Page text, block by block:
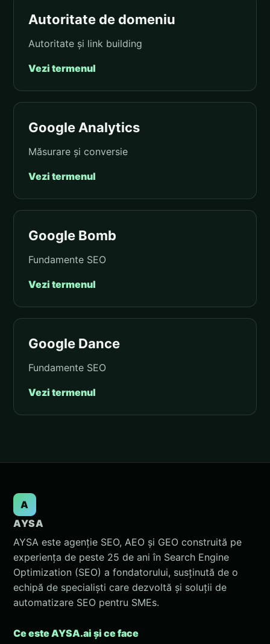
Autoritate de domeniu
Autoritate și link building
Vezi termenul
Google Analytics
Măsurare și conversie
Vezi termenul
Google Bomb
Fundamente SEO
Vezi termenul
Google Dance
Fundamente SEO
Vezi termenul
A
AYSA
AYSA este agenție SEO, AEO și GEO construită pe
experiența de peste 25 de ani în Search Engine
Optimization (SEO) a fondatorului, susținută de o
echipă de specialiști care dezvoltă și soluții de
automatizare SEO pentru SMEs.
Ce este AYSA.ai și ce face